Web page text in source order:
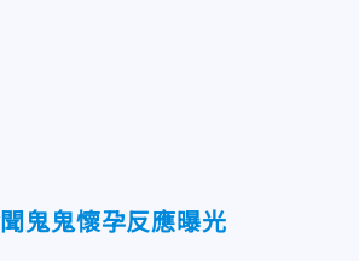
鬼鬼懷孕反應曝光